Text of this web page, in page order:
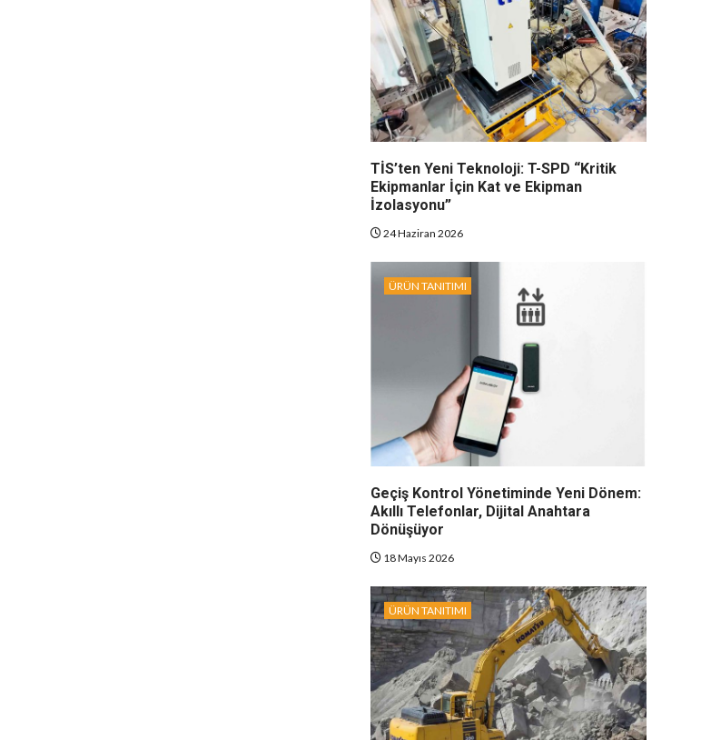
TİS’ten Yeni Teknoloji: T-SPD “Kritik
Ekipmanlar İçin Kat ve Ekipman
İzolasyonu”
24 Haziran 2026
ÜRÜN TANITIMI
Geçiş Kontrol Yönetiminde Yeni Dönem:
Akıllı Telefonlar, Dijital Anahtara
Dönüşüyor
18 Mayıs 2026
ÜRÜN TANITIMI